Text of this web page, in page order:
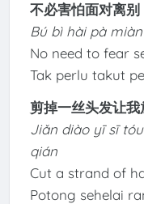
不必害怕面对离别
Bú bì hài pà
No need to fear
Tak perlu takut
剪掉一丝头发让
Jiǎn diào yī sī
qián
Cut a strand of
Potong sehelai